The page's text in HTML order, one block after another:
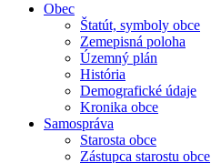
Obec
Štatút, symboly obce
Zemepisná poloha
Územný plán
História
Demografické údaje
Kronika obce
Samospráva
Starosta obce
Zástupca starostu obce